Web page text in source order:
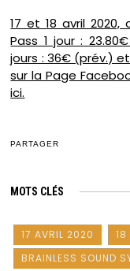
17 et 18 avril 2020,
Pass 1 jour :
jours : 36€ (prév.)
sur la Page
ici.
PARTAGER
MOTS CLÉS
17 AVRIL 2020
BRAINLESS SOUND